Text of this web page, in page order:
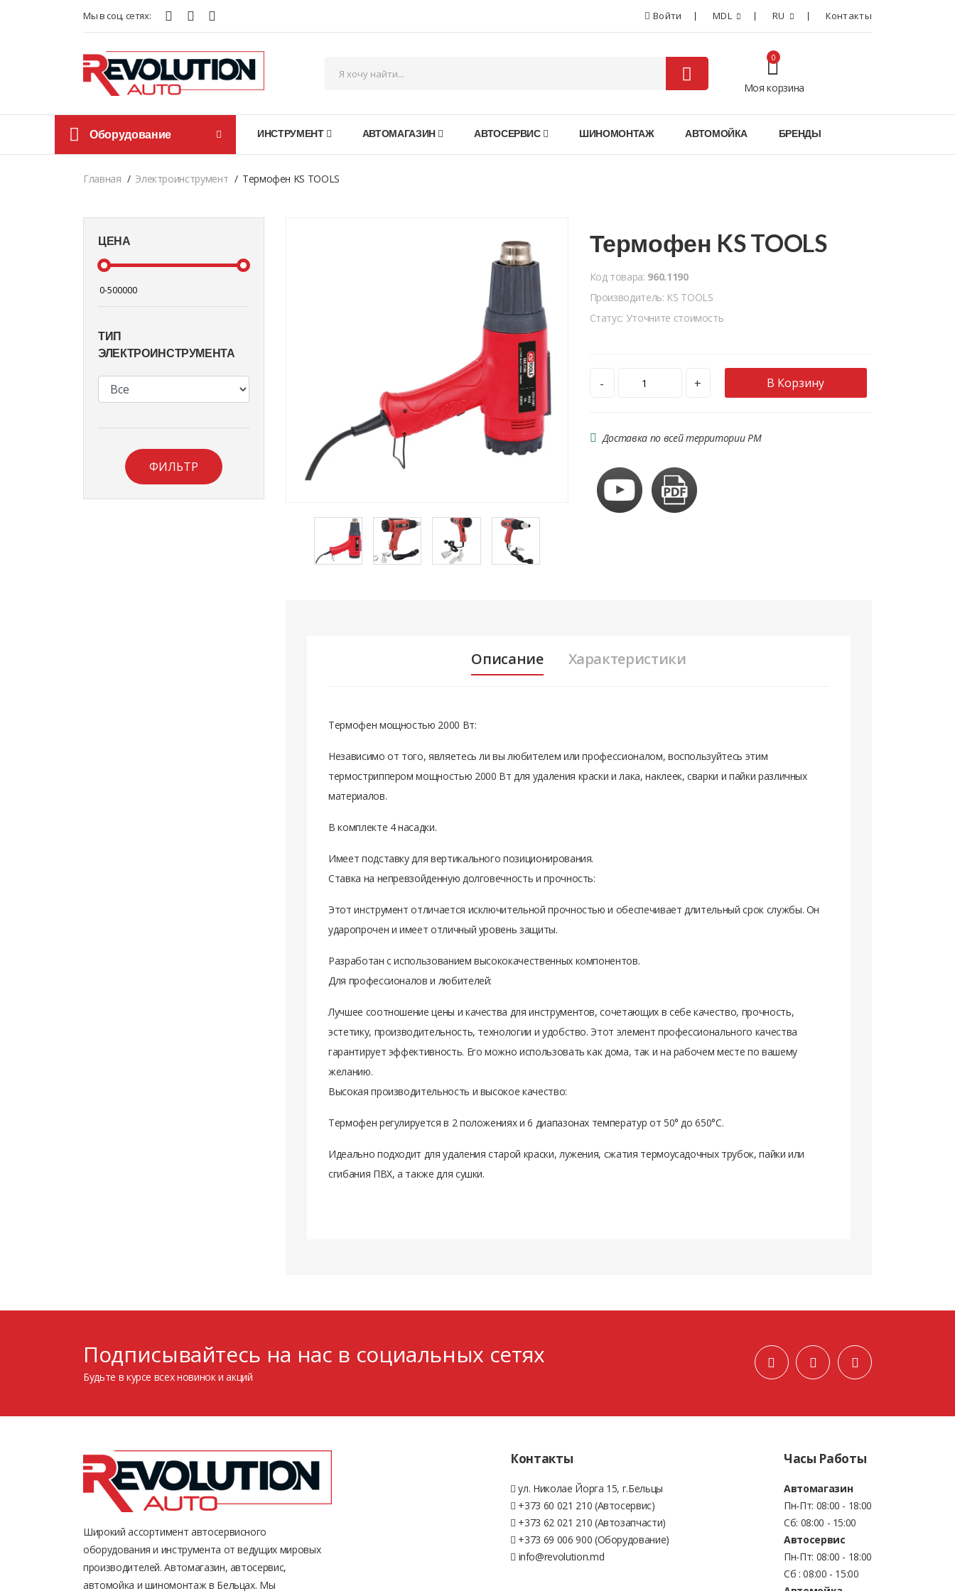
Мы в соц. сетях: Войти MDL RU Контакты
Моя корзина
0
Оборудование ИНСТРУМЕНТ АВТОМАГАЗИН АВТОСЕРВИС ШИНОМОНТАЖ АВТОМОЙКА БРЕНДЫ
Главная Электроинструмент Термофен KS TOOLS
ЦЕНА
ТИП
ЭЛЕКТРОИНСТРУМЕНТА
ФИЛЬТР
Термофен KS TOOLS
Код товара: 960.1190
Производитель: KS TOOLS
Статус: Уточните стоимость
- + В Корзину
Доставка по всей территории РМ
Описание Характеристики
Термофен мощностью 2000 Вт:
Независимо от того, являетесь ли вы любителем или профессионалом, воспользуйтесь этим
термостриппером мощностью 2000 Вт для удаления краски и лака, наклеек, сварки и пайки различных
материалов.
В комплекте 4 насадки.
Имеет подставку для вертикального позиционирования.
Ставка на непревзойденную долговечность и прочность:
Этот инструмент отличается исключительной прочностью и обеспечивает длительный срок службы. Он
ударопрочен и имеет отличный уровень защиты.
Разработан с использованием высококачественных компонентов.
Для профессионалов и любителей:
Лучшее соотношение цены и качества для инструментов, сочетающих в себе качество, прочность,
эстетику, производительность, технологии и удобство. Этот элемент профессионального качества
гарантирует эффективность. Его можно использовать как дома, так и на рабочем месте по вашему
желанию.
Высокая производительность и высокое качество:
Термофен регулируется в 2 положениях и 6 диапазонах температур от 50° до 650°C.
Идеально подходит для удаления старой краски, лужения, сжатия термоусадочных трубок, пайки или
сгибания ПВХ, а также для сушки.
Подписывайтесь на нас в социальных сетях
Будьте в курсе всех новинок и акций
Широкий ассортимент автосервисного
оборудования и инструмента от ведущих мировых
производителей. Автомагазин, автосервис,
автомойка и шиномонтаж в Бельцах. Мы
Контакты
ул. Николае Йорга 15, г.Бельцы
+373 60 021 210 (Автосервис)
+373 62 021 210 (Автозапчасти)
+373 69 006 900 (Оборудование)
info@revolution.md
Часы Работы
Автомагазин
Пн-Пт: 08:00 - 18:00
Сб: 08:00 - 15:00
Автосервис
Пн-Пт: 08:00 - 18:00
Сб : 08:00 - 15:00